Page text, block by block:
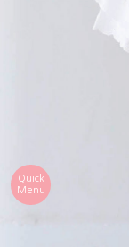
Quick
Menu